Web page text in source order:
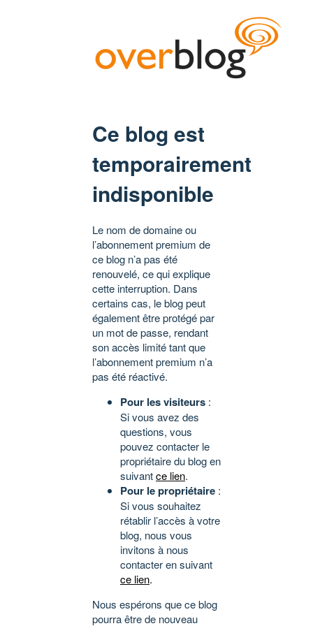
Ce blog est
temporairement
indisponible
Le nom de domaine ou
l’abonnement premium de
ce blog n’a pas été
renouvelé, ce qui explique
cette interruption. Dans
certains cas, le blog peut
également être protégé par
un mot de passe, rendant
son accès limité tant que
l’abonnement premium n’a
pas été réactivé.
Pour les visiteurs :
Si vous avez des
questions, vous
pouvez contacter le
propriétaire du blog en
suivantce lien.
Pour le propriétaire :
Si vous souhaitez
rétablir l’accès à votre
blog, nous vous
invitons à nous
contacter en suivant
ce lien.
Nous espérons que ce blog
pourra être de nouveau